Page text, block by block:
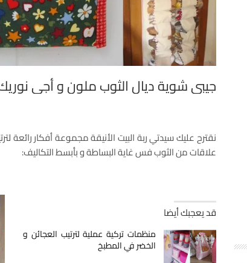
جيبي شوية ديال الثوب ملون و أجي نوريك
نقترح عليك سيدتي ربة البيت الأنيقة مجموعة أفكار
علاقات من الثوب فس غاية البساطة و بأبسط التكاليف:
قد يعجبك أيضا
منظمات تركية عملية لترتيب العجائن و
الخضر في المطبخ